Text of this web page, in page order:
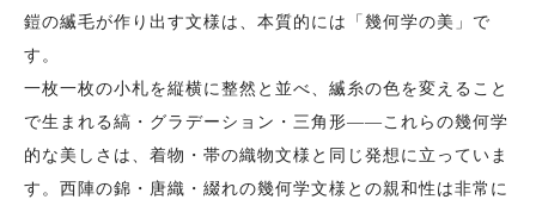
鎧の縅毛が作り出す文様は、本質的には「幾何学の美」で
す。
一枚一枚の小札を縦横に整然と並べ、縅糸の色を変えること
で生まれる縞・グラデーション・三角形——これらの幾何学
的な美しさは、着物・帯の織物文様と同じ発想に立っていま
す。西陣の錦・唐織・綴れの幾何学文様との親和性は非常に